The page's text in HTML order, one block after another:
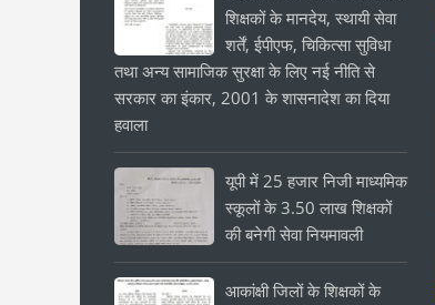
शिक्षकों के मानदेय, स्थायी सेवा
शर्तें, ईपीएफ, चिकित्सा सुविधा
तथा अन्य सामाजिक सुरक्षा के लिए नई नीति से
सरकार का इंकार, 2001 के शासनादेश का दिया
हवाला
यूपी में 25 हजार निजी माध्यमिक
स्कूलों के 3.50 लाख शिक्षकों
की बनेगी सेवा नियमावली
आकांक्षी जिलों के शिक्षकों के